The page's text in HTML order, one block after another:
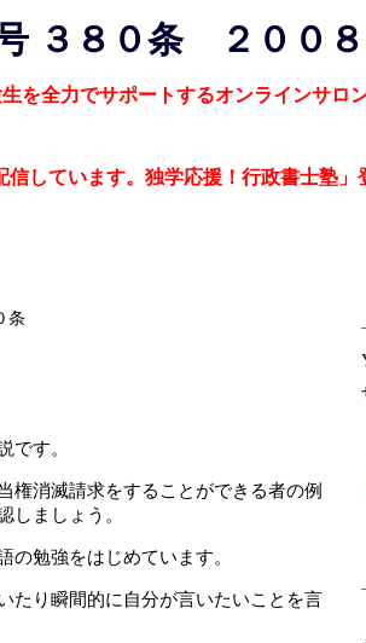
３８０条 ２００８
を全力でサポートするオンラインサロ
しています。独学応援！行政書士塾」
条
です。
権消滅請求をすることができる者の例
しましょう。
の勉強をはじめています。
たり瞬間的に自分が言いたいことを言